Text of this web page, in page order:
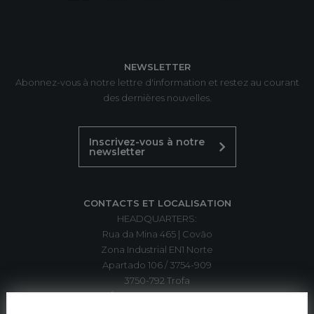
NEWSLETTER
Abonnez-vous à notre lettre d'information et restez au courant
des dernières nouvelles.
Inscrivez-vous à notre
newsletter
CONTACTS ET LOCALISATION
HEADQUARTERS:
Rua da Mina 465 | Covão
Zona Industrial EN1 Norte
Apartado 106 / 3754-909
3750-792 Trofa
ÁGUEDA | PORTUGAL